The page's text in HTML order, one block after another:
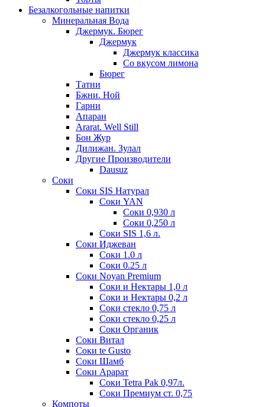
Безалкогольные напитки
Минеральная Вода
Джермук. Бюрег
Джермук
Джермук классика
Со вкусом лимона
Бюрег
Татни
Бжни. Ной
Гарни
Апаран
Ararat. Well Still
Бон Жур
Дилижан. Зулал
Другие Производители
Dausuz
Соки
Соки SIS Натурал
Соки YAN
Соки 0,930 л
Соки 0,250 л
Соки SIS 1,6 л.
Соки Иджеван
Соки 1.0 л
Соки 0.25 л
Соки Noyan Premium
Соки и Нектары 1,0 л
Соки и Нектары 0,2 л
Соки стекло 0,75 л
Соки стекло 0,25 л
Соки Органик
Соки Витал
Соки te Gusto
Соки Шамб
Соки Арарат
Соки Tetra Pak 0,97л.
Соки Премиум ст. 0,75
Компоты